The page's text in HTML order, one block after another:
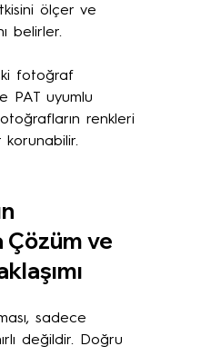
ölçer ve
belirler.
fotoğraf
PAT uyumlu
renkleri
korunabilir.
Çözüm ve
sadece
değildir. Doğru